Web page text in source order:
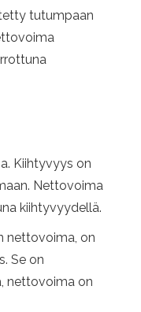
tutumpaan
Kiihtyvyys on
Nettovoima
kiihtyvyydellä.
nettovoima, on
Se on
nettovoima on